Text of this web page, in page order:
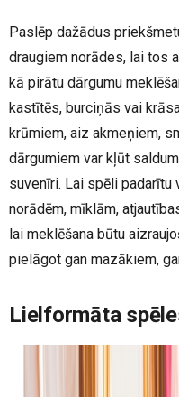
Paslēp dažādus
draugiem norādes, lai tos
kā pirātu dārgumu
kastītēs, burciņās vai
krūmiem, aiz akmeņiem,
dārgumiem var kļūt
suvenīri. Lai spēli padarītu
norādēm, mīklām,
lai meklēšana būtu
pielāgot gan mazākiem,
Lielformāta